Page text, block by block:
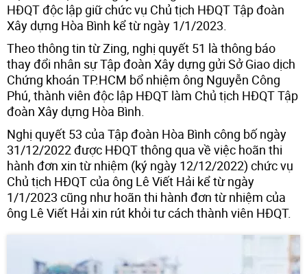
HĐQT độc lập giữ chức vụ Chủ tịch HĐQT Tập đoàn
Xây dựng Hòa Bình kể từ ngày 1/1/2023.
Theo thông tin từ Zing, nghị quyết 51 là thông báo
thay đổi nhân sự Tập đoàn Xây dựng gửi Sở Giao dịch
Chứng khoán TP.HCM bổ nhiệm ông Nguyễn Công
Phú, thành viên độc lập HĐQT làm Chủ tịch HĐQT Tập
đoàn Xây dựng Hòa Bình.
Nghị quyết 53 của Tập đoàn Hòa Bình công bố ngày
31/12/2022 được HĐQT thông qua về việc hoãn thi
hành đơn xin từ nhiệm (ký ngày 12/12/2022) chức vụ
Chủ tịch HĐQT của ông Lê Viết Hải kể từ ngày
1/1/2023 cũng như hoãn thi hành đơn từ nhiệm của
ông Lê Viết Hải xin rút khỏi tư cách thành viên HĐQT.